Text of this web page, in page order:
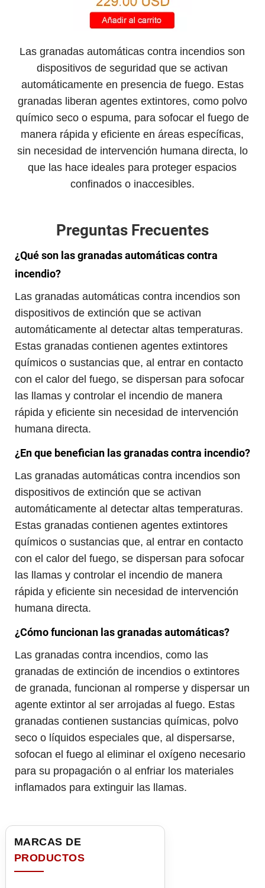
Las granadas automáticas contra incendios son
dispositivos de seguridad que se activan
automáticamente en presencia de fuego. Estas
granadas liberan agentes extintores, como polvo
químico seco o espuma, para sofocar el fuego de
manera rápida y eficiente en áreas específicas,
sin necesidad de intervención humana directa, lo
que las hace ideales para proteger espacios
confinados o inaccesibles.
Preguntas Frecuentes
¿Qué son las granadas automáticas contra
incendio?
Las granadas automáticas contra incendios son
dispositivos de extinción que se activan
automáticamente al detectar altas temperaturas.
Estas granadas contienen agentes extintores
químicos o sustancias que, al entrar en contacto
con el calor del fuego, se dispersan para sofocar
las llamas y controlar el incendio de manera
rápida y eficiente sin necesidad de intervención
humana directa.
¿En que benefician las granadas contra incendio?
Las granadas automáticas contra incendios son
dispositivos de extinción que se activan
automáticamente al detectar altas temperaturas.
Estas granadas contienen agentes extintores
químicos o sustancias que, al entrar en contacto
con el calor del fuego, se dispersan para sofocar
las llamas y controlar el incendio de manera
rápida y eficiente sin necesidad de intervención
humana directa.
¿Cómo funcionan las granadas automáticas?
Las granadas contra incendios, como las
granadas de extinción de incendios o extintores
de granada, funcionan al romperse y dispersar un
agente extintor al ser arrojadas al fuego. Estas
granadas contienen sustancias químicas, polvo
seco o líquidos especiales que, al dispersarse,
sofocan el fuego al eliminar el oxígeno necesario
para su propagación o al enfriar los materiales
inflamados para extinguir las llamas.